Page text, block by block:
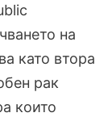
на
като втора
рак
които